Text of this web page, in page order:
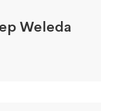
Weleda